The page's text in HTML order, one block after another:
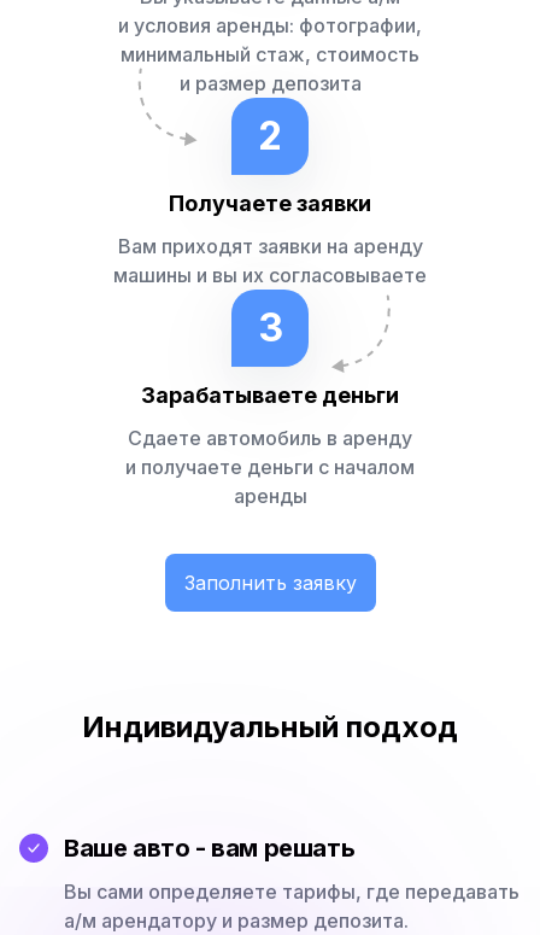
и условия аренды: фотографии,
минимальный стаж, стоимость
и размер депозита
2
Получаете заявки
Вам приходят заявки на аренду
машины и вы их согласовываете
3
Зарабатываете деньги
Сдаете автомобиль в аренду
и получаете деньги с началом
аренды
Заполнить заявку
Индивидуальный подход
Ваше авто - вам решать
Вы сами определяете тарифы, где передавать
а/м арендатору и размер депозита.